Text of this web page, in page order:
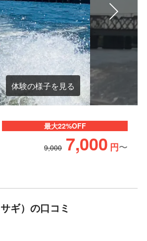
体験の様子を見る
最大22%OFF
9,000 7,000 円〜
ギ）の口コミ